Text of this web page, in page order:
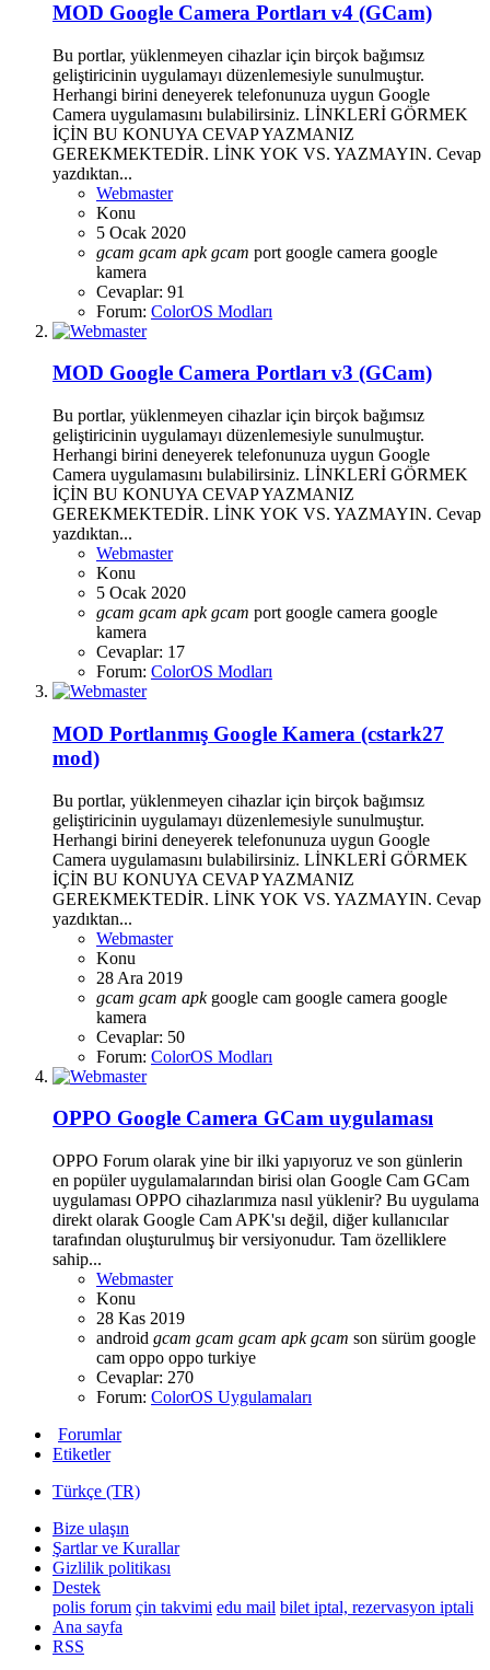
MOD Google Camera Portları v4 (GCam)
Bu portlar, yüklenmeyen cihazlar için birçok bağımsız
geliştiricinin uygulamayı düzenlemesiyle sunulmuştur.
Herhangi birini deneyerek telefonunuza uygun Google
Camera uygulamasını bulabilirsiniz. LİNKLERİ GÖRMEK
İÇİN BU KONUYA CEVAP YAZMANIZ
GEREKMEKTEDİR. LİNK YOK VS. YAZMAYIN. Cevap
yazdıktan...
Webmaster
Konu
5 Ocak 2020
gcam gcam apk gcam port google camera google
kamera
Cevaplar: 91
Forum: ColorOS Modları
MOD Google Camera Portları v3 (GCam)
Bu portlar, yüklenmeyen cihazlar için birçok bağımsız
geliştiricinin uygulamayı düzenlemesiyle sunulmuştur.
Herhangi birini deneyerek telefonunuza uygun Google
Camera uygulamasını bulabilirsiniz. LİNKLERİ GÖRMEK
İÇİN BU KONUYA CEVAP YAZMANIZ
GEREKMEKTEDİR. LİNK YOK VS. YAZMAYIN. Cevap
yazdıktan...
Webmaster
Konu
5 Ocak 2020
gcam gcam apk gcam port google camera google
kamera
Cevaplar: 17
Forum: ColorOS Modları
MOD Portlanmış Google Kamera (cstark27
mod)
Bu portlar, yüklenmeyen cihazlar için birçok bağımsız
geliştiricinin uygulamayı düzenlemesiyle sunulmuştur.
Herhangi birini deneyerek telefonunuza uygun Google
Camera uygulamasını bulabilirsiniz. LİNKLERİ GÖRMEK
İÇİN BU KONUYA CEVAP YAZMANIZ
GEREKMEKTEDİR. LİNK YOK VS. YAZMAYIN. Cevap
yazdıktan...
Webmaster
Konu
28 Ara 2019
gcam gcam apk google cam google camera google
kamera
Cevaplar: 50
Forum: ColorOS Modları
OPPO Google Camera GCam uygulaması
OPPO Forum olarak yine bir ilki yapıyoruz ve son günlerin
en popüler uygulamalarından birisi olan Google Cam GCam
uygulaması OPPO cihazlarımıza nasıl yüklenir? Bu uygulama
direkt olarak Google Cam APK'sı değil, diğer kullanıcılar
tarafından oluşturulmuş bir versiyonudur. Tam özelliklere
sahip...
Webmaster
Konu
28 Kas 2019
android gcam gcam gcam apk gcam son sürüm google
cam oppo oppo turkiye
Cevaplar: 270
Forum: ColorOS Uygulamaları
Forumlar
Etiketler
Türkçe (TR)
Bize ulaşın
Şartlar ve Kurallar
Gizlilik politikası
Destek
polis forum çin takvimi edu mail bilet iptal, rezervasyon iptali
Ana sayfa
RSS